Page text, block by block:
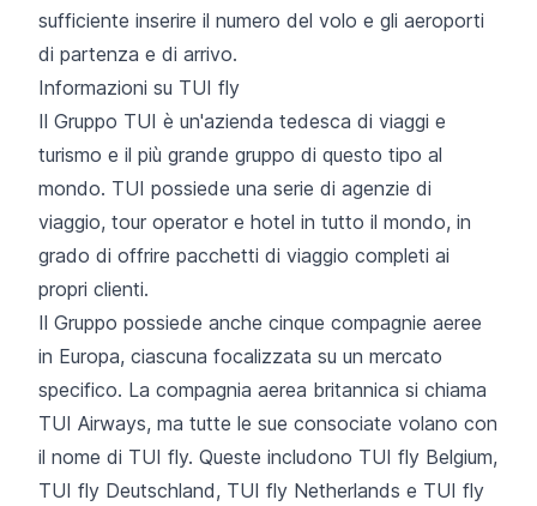
sufficiente inserire il numero del volo e gli aeroporti
di partenza e di arrivo.
Informazioni su TUI fly
Il Gruppo TUI è un'azienda tedesca di viaggi e
turismo e il più grande gruppo di questo tipo al
mondo. TUI possiede una serie di agenzie di
viaggio, tour operator e hotel in tutto il mondo, in
grado di offrire pacchetti di viaggio completi ai
propri clienti.
Il Gruppo possiede anche cinque compagnie aeree
in Europa, ciascuna focalizzata su un mercato
specifico. La compagnia aerea britannica si chiama
TUI Airways, ma tutte le sue consociate volano con
il nome di TUI fly. Queste includono TUI fly Belgium,
TUI fly Deutschland, TUI fly Netherlands e TUI fly